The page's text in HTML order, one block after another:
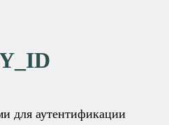
для аутентификации